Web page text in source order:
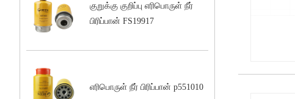
● புதிய டிரைவிங் இடத்தைப் பாதுகாத்தல்: காரில் உள்ள ஏர் ஃபில்டரை
பரபரப்பான நகர்ப்புற வாழ்க்கையில், வாகனம் ஓட்டுவது நம் அன்றாட
குறுக்கு குறிப்பு எரிபொருள் நீர்
பிரிப்பான் FS19917
எரிபொருள் நீர் பிரிப்பான் p551010